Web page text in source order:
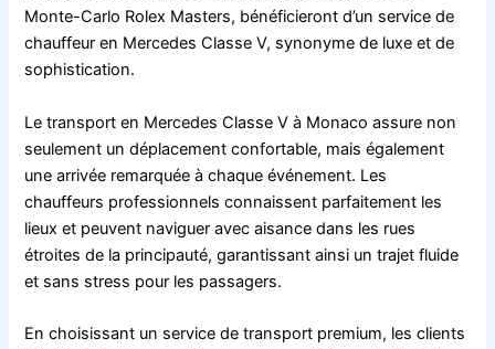
Monte-Carlo Rolex Masters, bénéficieront d’un service de
chauffeur en Mercedes Classe V, synonyme de luxe et de
sophistication.
Le transport en Mercedes Classe V à Monaco assure non
seulement un déplacement confortable, mais également
une arrivée remarquée à chaque événement. Les
chauffeurs professionnels connaissent parfaitement les
lieux et peuvent naviguer avec aisance dans les rues
étroites de la principauté, garantissant ainsi un trajet fluide
et sans stress pour les passagers.
En choisissant un service de transport premium, les clients